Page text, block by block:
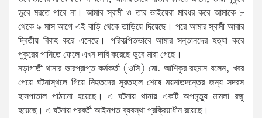
ডুবে মরতে পারে না। আমার স্বামী ও তার ভাইয়েরা মারধর করে আমাকে ৮
থেকে ৯ মাস আগে এই বাড়ি থেকে তাড়িয়ে দিয়েছে। পরে আমার স্বামী আবার
দ্বিতীয় বিবাহ করে এনেছে। পরিকল্পিতভাবে আমার সন্তানদের হত্যা করে
পুকুরের পানিতে ফেলে এখন দাবি করেছে ডুবে মারা গেছে।
নড়াগাতী থানার ভারপ্রাপ্ত কর্মকর্তা (ওসি) মো. আশিকুর রহমান বলেন, খবর
পেয়ে ঘটনাস্থলে গিয়ে নিহতদের সুরতহাল শেষে ময়নাতদন্তের জন্য সদরস
হাসপাতাল পাঠানো হয়েছে। এ ঘটনায় থানায় একটি অপমৃত্যু মামলা রজু
হয়েছে। এ ঘটনায় পরবর্তী আইনগত ব্যবস্থা প্রক্রিয়াধীন রয়েছে।